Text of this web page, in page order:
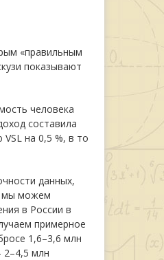
«правильным
показывают
человека
составила
на 0,5 %, в то
данных,
мы можем
в России в
примерное
1,6–3,6 млн
2–4,5 млн